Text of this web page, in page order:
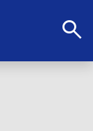
search